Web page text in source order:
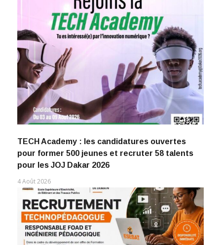
TECH Academy : les candidatures ouvertes
pour former 500 jeunes et recruter 58 talents
pour les JOJ Dakar 2026
4 Août 2026